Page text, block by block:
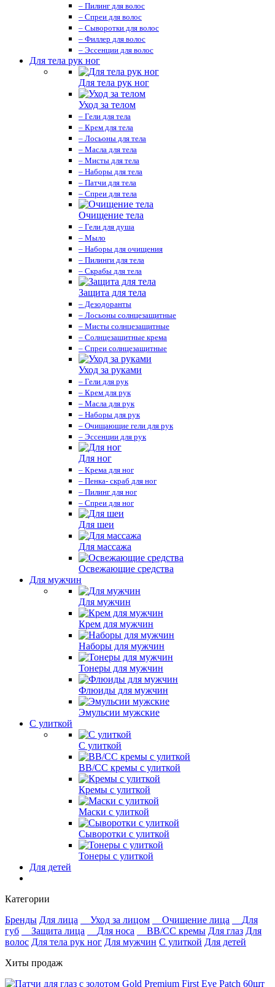
– Пилинг для волос
– Спреи для волос
– Сыворотки для волос
– Филлер для волос
– Эссенции для волос
Для тела рук ног
Для тела рук ног
Уход за телом
– Гели для тела
– Крем для тела
– Лосьоны для тела
– Масла для тела
– Мисты для тела
– Наборы для тела
– Патчи для тела
– Спреи для тела
Очищение тела
– Гели для душа
– Мыло
– Наборы для очищения
– Пилинги для тела
– Скрабы для тела
Защита для тела
– Дезодоранты
– Лосьоны солнцезащитные
– Мисты солнцезащитные
– Солнцезащитные крема
– Спреи солнцезащитные
Уход за руками
– Гели для рук
– Крем для рук
– Масла для рук
– Наборы для рук
– Очищающие гели для рук
– Эссенции для рук
Для ног
– Крема для ног
– Пенка- скраб для ног
– Пилинг для ног
– Спреи для ног
Для шеи
Для массажа
Освежающие средства
Для мужчин
Для мужчин
Крем для мужчин
Наборы для мужчин
Тонеры для мужчин
Флюиды для мужчин
Эмульсии мужские
С улиткой
С улиткой
ВВ/СС кремы с улиткой
Кремы с улиткой
Маски с улиткой
Сыворотки с улиткой
Тонеры с улиткой
Для детей
Категории
Бренды Для лица Уход за лицом Очищение лица
Для
губ
Защита лица Для носа ВВ/СС кремы Для глаз Для
волос Для тела рук ног Для мужчин С улиткой Для детей
Хиты продаж